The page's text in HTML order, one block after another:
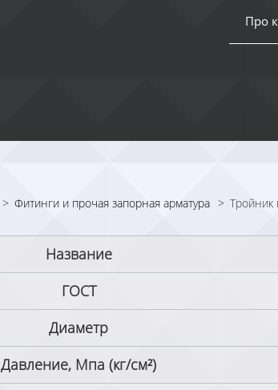
Про
> Фитинги и прочая запорная арматура > Тройник
Название
ГОСТ
Диаметр
Давление, Мпа (кг/см²)